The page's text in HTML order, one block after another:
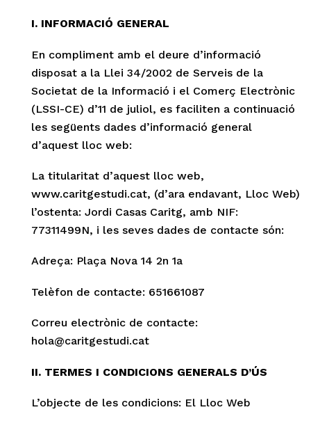
I. INFORMACIÓ GENERAL
En compliment amb el deure d’informació
disposat a la Llei 34/2002 de Serveis de la
Societat de la Informació i el Comerç Electrònic
(LSSI-CE) d’11 de juliol, es faciliten a continuació
les següents dades d’informació general
d’aquest lloc web:
La titularitat d’aquest lloc web,
www.caritgestudi.cat, (d’ara endavant, Lloc Web)
l’ostenta: Jordi Casas Caritg, amb NIF:
77311499N, i les seves dades de contacte són:
Adreça: Plaça Nova 14 2n 1a
Telèfon de contacte: 651661087
Correu electrònic de contacte:
tac.i
dutse
gtira
c@alo
h
II. TERMES I CONDICIONS GENERALS D’ÚS
L’objecte de les condicions: El Lloc Web